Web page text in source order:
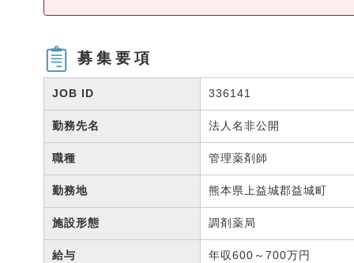
募集要項
JOB ID 336141
勤務先名 法人名非公開
職種 管理薬剤師
勤務地 熊本県上益城郡益城町
施設形態 調剤薬局
給与 年収600～700万円